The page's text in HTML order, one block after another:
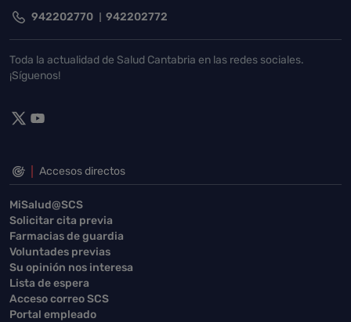
942202770 942202772
Toda la actualidad de Salud Cantabria en las redes sociales.
¡Síguenos!
Accesos directos
MiSalud@SCS
Solicitar cita previa
Farmacias de guardia
Voluntades previas
Su opinión nos interesa
Lista de espera
Acceso correo SCS
Portal empleado